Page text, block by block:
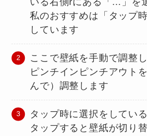
私のおすすめは「タップ
しています
ここで壁紙を手動で調整し
ピンチインピンチアウト
んで）調整します
タップ時に選択をしてい
タップすると壁紙が切り